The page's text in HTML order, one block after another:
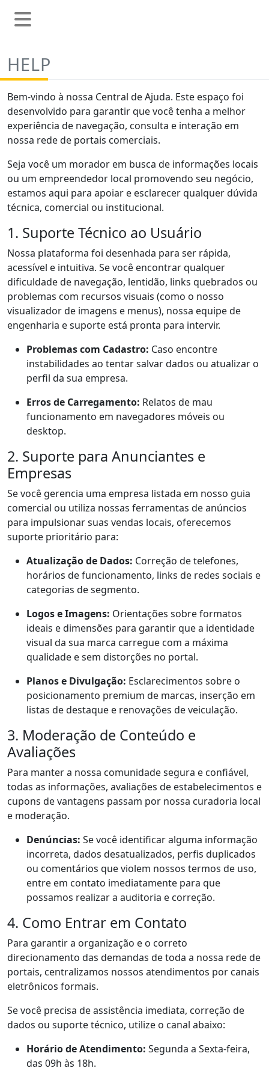
HELP
Bem-vindo à nossa Central de Ajuda. Este espaço foi
desenvolvido para garantir que você tenha a melhor
experiência de navegação, consulta e interação em
nossa rede de portais comerciais.
Seja você um morador em busca de informações locais
ou um empreendedor local promovendo seu negócio,
estamos aqui para apoiar e esclarecer qualquer dúvida
técnica, comercial ou institucional.
1. Suporte Técnico ao Usuário
Nossa plataforma foi desenhada para ser rápida,
acessível e intuitiva. Se você encontrar qualquer
dificuldade de navegação, lentidão, links quebrados ou
problemas com recursos visuais (como o nosso
visualizador de imagens e menus), nossa equipe de
engenharia e suporte está pronta para intervir.
Problemas com Cadastro: Caso encontre
instabilidades ao tentar salvar dados ou atualizar o
perfil da sua empresa.
Erros de Carregamento: Relatos de mau
funcionamento em navegadores móveis ou
desktop.
2. Suporte para Anunciantes e
Empresas
Se você gerencia uma empresa listada em nosso guia
comercial ou utiliza nossas ferramentas de anúncios
para impulsionar suas vendas locais, oferecemos
suporte prioritário para:
Atualização de Dados: Correção de telefones,
horários de funcionamento, links de redes sociais e
categorias de segmento.
Logos e Imagens: Orientações sobre formatos
ideais e dimensões para garantir que a identidade
visual da sua marca carregue com a máxima
qualidade e sem distorções no portal.
Planos e Divulgação: Esclarecimentos sobre o
posicionamento premium de marcas, inserção em
listas de destaque e renovações de veiculação.
3. Moderação de Conteúdo e
Avaliações
Para manter a nossa comunidade segura e confiável,
todas as informações, avaliações de estabelecimentos e
cupons de vantagens passam por nossa curadoria local
e moderação.
Denúncias: Se você identificar alguma informação
incorreta, dados desatualizados, perfis duplicados
ou comentários que violem nossos termos de uso,
entre em contato imediatamente para que
possamos realizar a auditoria e correção.
4. Como Entrar em Contato
Para garantir a organização e o correto
direcionamento das demandas de toda a nossa rede de
portais, centralizamos nossos atendimentos por canais
eletrônicos formais.
Se você precisa de assistência imediata, correção de
dados ou suporte técnico, utilize o canal abaixo:
Horário de Atendimento: Segunda a Sexta-feira,
das 09h às 18h.